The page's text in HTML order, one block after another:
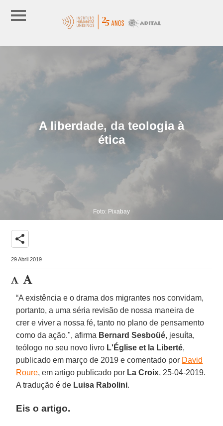
A liberdade, da teologia à
ética
Foto: Pixabay
share
29 Abril 2019
“A existência e o drama dos migrantes nos convidam,
portanto, a uma séria revisão de nossa maneira de
crer e viver a nossa fé, tanto no plano de pensamento
como da ação.", afirma Bernard Sesboüé, jesuíta,
teólogo no seu novo livro L'Église et la Liberté,
publicado em março de 2019 e comentado por David
Roure, em artigo publicado por La Croix, 25-04-2019.
A tradução é de Luisa Rabolini.
Eis o artigo.